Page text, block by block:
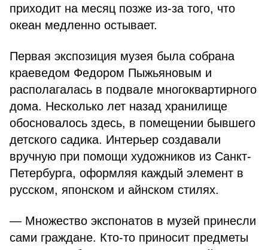
приходит на месяц позже из-за того, что
океан медленно остывает.
Первая экспозиция музея была собрана
краеведом Федором Пыжьяновым и
располагалась в подвале многоквартирного
дома. Несколько лет назад хранилище
обосновалось здесь, в помещении бывшего
детского садика. Интерьер создавали
вручную при помощи художников из Санкт-
Петербурга, оформляя каждый элемент в
русском, японском и айнском стилях.
— Множество экспонатов в музей принесли
сами граждане. Кто-то приносит предметы